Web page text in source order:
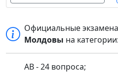
Официальные
Молдовы на
AB - 24 вопроса;